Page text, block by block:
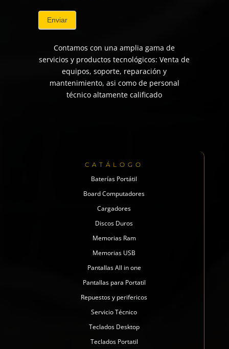
Enviar
Contamos con una amplia gama de
servicios y productos tecnológicos: Venta de
equipos, soporte, reparación y
mantenimiento, asi como de personal
técnico altamente calificado
CATÁLOGO
Baterías Portátil
Board Computadores
Cargadores
Discos Duros
Memorias Ram
Memorias USB
Pantallas All in one
Pantallas para Portatil
Repuestos y perifericos
Servicio Técnico
Teclados Desktop
Teclados Portatil